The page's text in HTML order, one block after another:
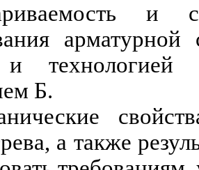
и
и технологией
Б.
а также